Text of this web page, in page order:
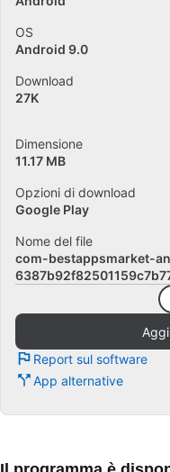
OS
Android 9.0
Download
27K
Dimensione
11.17 MB
Opzioni di download
Google Play
Nome del file
com-bestappsmarket-
Report sul software
App alternative